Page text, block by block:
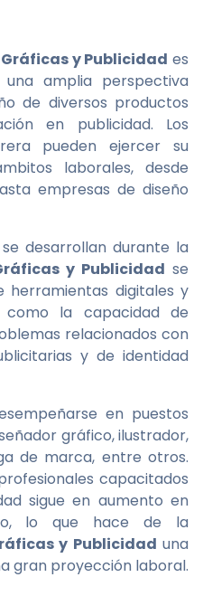
y Publicidad es
amplia perspectiva
de diversos productos
en publicidad. Los
pueden ejercer su
laborales, desde
empresas de diseño
desarrollan durante la
y Publicidad se
herramientas digitales y
la capacidad de
relacionados con
y de identidad
en puestos
gráfico, ilustrador,
de marca, entre otros.
capacitados
sigue en aumento en
lo que hace de la
y Publicidad una
gran proyección laboral.